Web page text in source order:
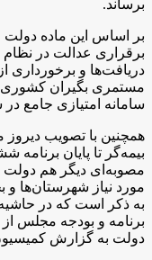
برساند.
بر اساس این ماده
برقراری عدالت در
دریافت‌ها و برخورداری
مستمری بگیران کشوری
سامانه امتیازی جامع
همچنین با تصویب
بیمه‌گر تا پایان
مصوبه‌ای دیگر هم دولت
مورد نیاز شهرستان‌ها و
به ذکر است که در
برنامه و بودجه مجلس
دولت به گزارش